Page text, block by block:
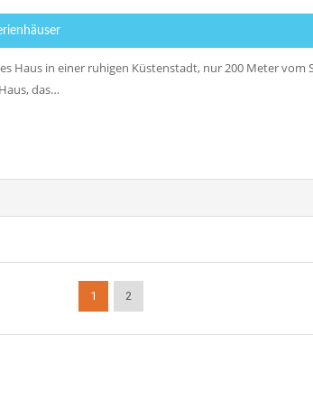
Haus in einer ruhigen Küstenstadt, nur 200 Meter
das…
1 2